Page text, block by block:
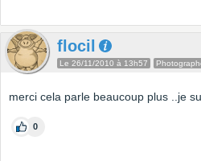
flocil
Le 26/11/2010 à 13h57
merci cela parle beaucoup plus ..je
0